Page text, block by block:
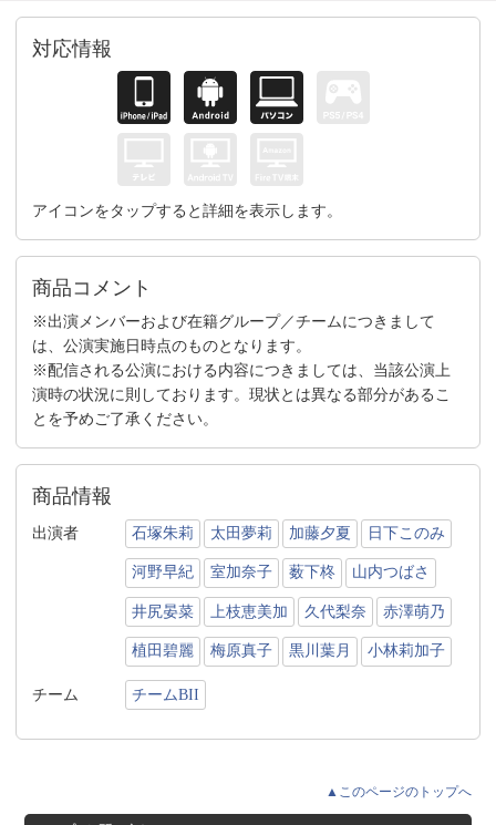
対応情報
アイコンをタップすると詳細を表示します。
商品コメント
※出演メンバーおよび在籍グループ／チームにつきまして
は、公演実施日時点のものとなります。
※配信される公演における内容につきましては、当該公演上
演時の状況に則しております。現状とは異なる部分があるこ
とを予めご了承ください。
商品情報
出演者 石塚朱莉 太田夢莉 加藤夕夏 日下このみ
河野早紀 室加奈子 薮下柊 山内つばさ
井尻晏菜 上枝恵美加 久代梨奈 赤澤萌乃
植田碧麗 梅原真子 黒川葉月 小林莉加子
チーム チームBII
▲このページのトップへ